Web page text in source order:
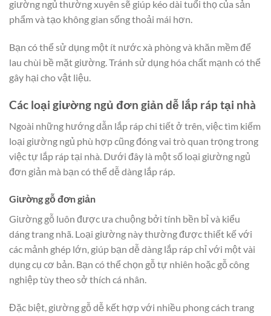
giường ngủ thường xuyên sẽ giúp kéo dài tuổi thọ của sản
phẩm và tạo không gian sống thoải mái hơn.
Bạn có thể sử dụng một ít nước xà phòng và khăn mềm để
lau chùi bề mặt giường. Tránh sử dụng hóa chất mạnh có thể
gây hại cho vật liệu.
Các loại giường ngủ đơn giản dễ lắp ráp tại nhà
Ngoài những hướng dẫn lắp ráp chi tiết ở trên, việc tìm kiếm
loại giường ngủ phù hợp cũng đóng vai trò quan trọng trong
việc tự lắp ráp tại nhà. Dưới đây là một số loại giường ngủ
đơn giản mà bạn có thể dễ dàng lắp ráp.
Giường gỗ đơn giản
Giường gỗ luôn được ưa chuộng bởi tính bền bỉ và kiểu
dáng trang nhã. Loại giường này thường được thiết kế với
các mảnh ghép lớn, giúp bạn dễ dàng lắp ráp chỉ với một vài
dụng cụ cơ bản. Bạn có thể chọn gỗ tự nhiên hoặc gỗ công
nghiệp tùy theo sở thích cá nhân.
Đặc biệt, giường gỗ dễ kết hợp với nhiều phong cách trang